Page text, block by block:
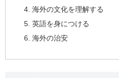
海外の文化を理解する
英語を身につける
海外の治安